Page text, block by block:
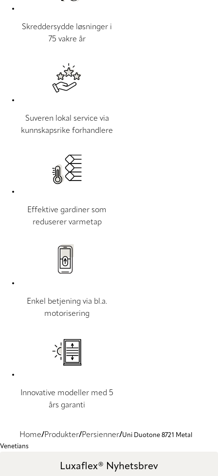
Skreddersydde løsninger i
75 vakre år
Suveren lokal service via
kunnskapsrike forhandlere
Effektive gardiner som
reduserer varmetap
Enkel betjening via bl.a.
motorisering
Innovative modeller med 5
års garanti
Home Produkter Persienner Uni Duotone 8721 Metal
Venetians
Luxaflex® Nyhetsbrev